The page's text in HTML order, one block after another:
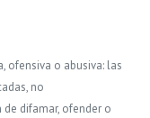
ofensiva o abusiva: las
no
difamar, ofender o